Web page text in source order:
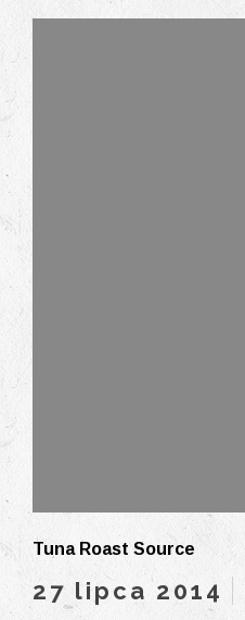
Tuna Roast Source
27 lipca 2014